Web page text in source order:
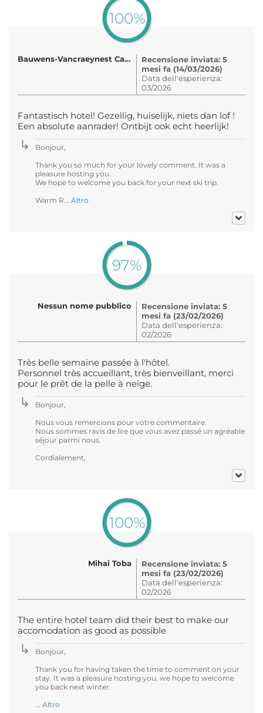
100%
Bauwens-Vancraeynest Carl en I..
Recensione inviata: 5
mesi fa (14/03/2026)
Data dell'esperienza:
03/2026
Fantastisch hotel! Gezellig, huiselijk, niets dan lof !
Een absolute aanrader! Ontbijt ook echt heerlijk!
Bonjour,
Thank you so much for your lovely comment. It was a
pleasure hosting you.
We hope to welcome you back for your next ski trip.
Warm R... Altro
97%
Nessun nome pubblico
Recensione inviata: 5
mesi fa (23/02/2026)
Data dell'esperienza:
02/2026
Très belle semaine passée à l'hôtel.
Personnel très accueillant, très bienveillant, merci
pour le prêt de la pelle à neige.
Bonjour,
Nous vous remercions pour votre commentaire.
Nous sommes ravis de lire que vous avez passé un agréable
séjour parmi nous.
Cordialement,
100%
Mihai Toba
Recensione inviata: 5
mesi fa (23/02/2026)
Data dell'esperienza:
02/2026
The entire hotel team did their best to make our
accomodation as good as possible
Bonjour,
Thank you for having taken the time to comment on your
stay. It was a pleasure hosting you, we hope to welcome
you back next winter.
Altro